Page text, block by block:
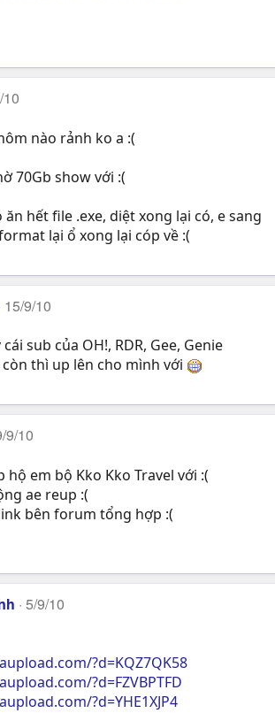
nào rảnh ko a :(
70Gb show với :(
ăn hết file .exe, diệt xong lại có, e sang
lại ổ xong lại cóp về :(
15/9/10
sub của OH!, RDR, Gee, Genie
còn thì up lên cho mình với
9/10
hộ em bộ Kko Kko Travel với :(
ae reup :(
bên forum tổng hợp :(
5/9/10
?d=KQZ7QK58
?d=FZVBPTFD
?d=YHE1XJP4